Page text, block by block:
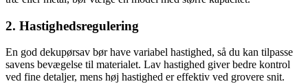
2. Hastighedsregulering
En god dekupørsav bør have variabel hastighed, så du kan tilpasse
savens bevægelse til materialet. Lav hastighed giver bedre kontrol
ved fine detaljer, mens høj hastighed er effektiv ved grovere snit.